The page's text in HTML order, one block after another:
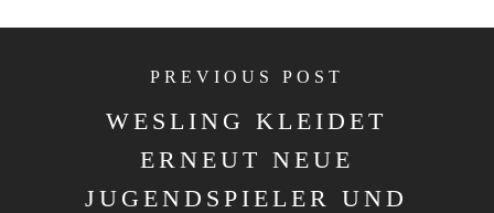
PREVIOUS POST
WESLING KLEIDET
ERNEUT NEUE
JUGENDSPIELER UND